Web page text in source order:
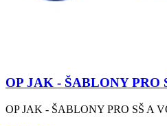
OP JAK - ŠABLONY PRO
OP JAK - ŠABLONY PRO SŠ A